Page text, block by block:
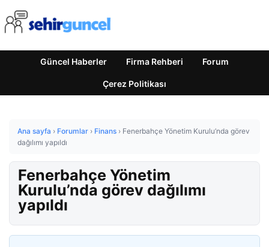
Güncel Haberler Firma Rehberi Forum
Çerez Politikası
Ana sayfa › Forumlar › Finans › Fenerbahçe Yönetim Kurulu’nda görev
dağılımı yapıldı
Fenerbahçe Yönetim
Kurulu’nda görev dağılımı
yapıldı